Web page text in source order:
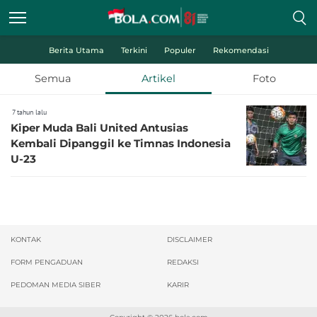
Berita Utama Terkini Populer Rekomendasi
Semua Artikel Foto
7 tahun lalu
Kiper Muda Bali United Antusias
Kembali Dipanggil ke Timnas Indonesia
U-23
KONTAK DISCLAIMER
FORM PENGADUAN REDAKSI
PEDOMAN MEDIA SIBER KARIR